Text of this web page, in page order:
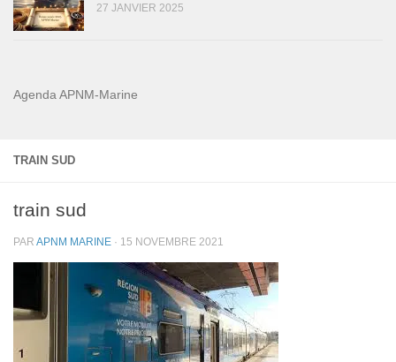
TRAIN SUD
train sud
PAR APNM MARINE · 15 NOVEMBRE 2021
27 JANVIER 2025
Agenda APNM-Marine